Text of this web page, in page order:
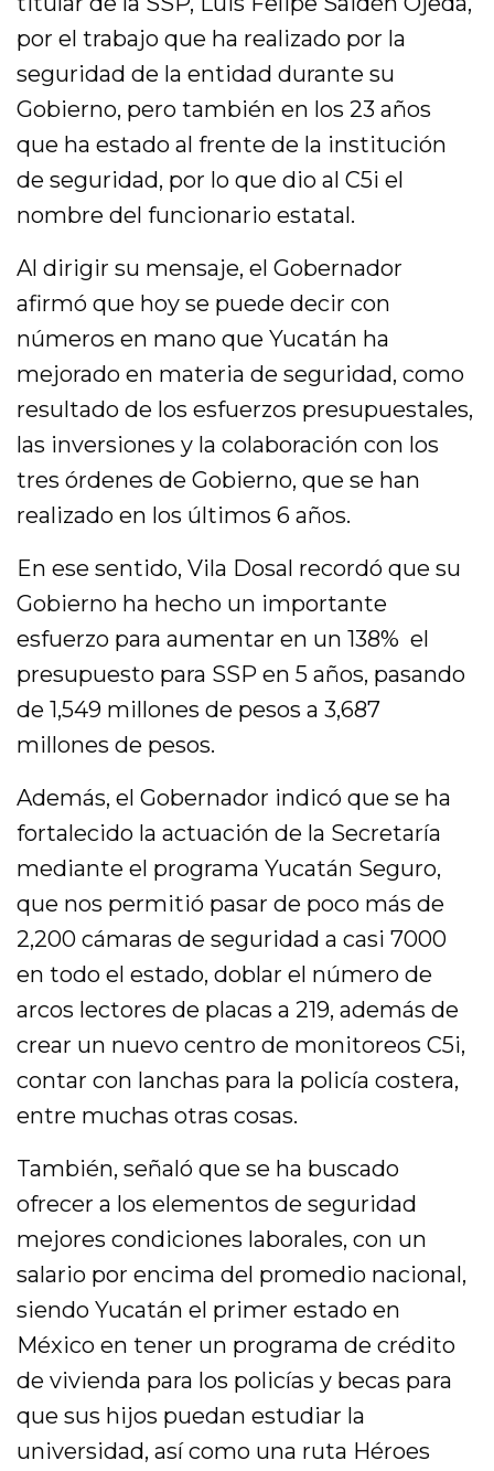
por el trabajo que ha realizado por la
seguridad de la entidad durante su
Gobierno, pero también en los 23 años
que ha estado al frente de la institución
de seguridad, por lo que dio al C5i el
nombre del funcionario estatal.
Al dirigir su mensaje, el Gobernador
afirmó que hoy se puede decir con
números en mano que Yucatán ha
mejorado en materia de seguridad, como
resultado de los esfuerzos presupuestales,
las inversiones y la colaboración con los
tres órdenes de Gobierno, que se han
realizado en los últimos 6 años.
En ese sentido, Vila Dosal recordó que su
Gobierno ha hecho un importante
esfuerzo para aumentar en un 138% el
presupuesto para SSP en 5 años, pasando
de 1,549 millones de pesos a 3,687
millones de pesos.
Además, el Gobernador indicó que se ha
fortalecido la actuación de la Secretaría
mediante el programa Yucatán Seguro,
que nos permitió pasar de poco más de
2,200 cámaras de seguridad a casi 7000
en todo el estado, doblar el número de
arcos lectores de placas a 219, además de
crear un nuevo centro de monitoreos C5i,
contar con lanchas para la policía costera,
entre muchas otras cosas.
También, señaló que se ha buscado
ofrecer a los elementos de seguridad
mejores condiciones laborales, con un
salario por encima del promedio nacional,
siendo Yucatán el primer estado en
México en tener un programa de crédito
de vivienda para los policías y becas para
que sus hijos puedan estudiar la
universidad, así como una ruta Héroes